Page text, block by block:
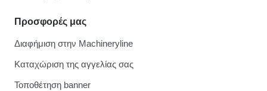
Προσφορές μας
Διαφήμιση στην Machineryline
Καταχώριση της αγγελίας σας
Τοποθέτηση banner